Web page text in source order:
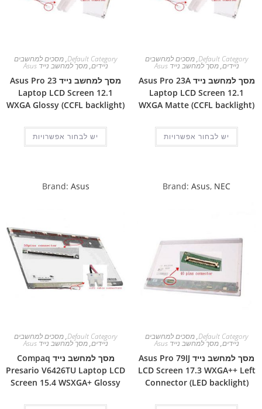
Default Category
,מסכים למחשבים
ניידים,מסך למחשב נייד Asus
מסך למחשב נייד Asus Pro 23A
Laptop LCD Screen 12.1
WXGA Matte (CCFL backlight)
יש לבחור אפשרויות
Default Category
,מסכים למחשבים
ניידים,מסך למחשב נייד Asus
מסך למחשב נייד Asus Pro 23
Laptop LCD Screen 12.1
WXGA Glossy (CCFL backlight)
יש לבחור אפשרויות
Brand: Asus, NEC
Default Category
,מסכים למחשבים
ניידים,מסך למחשב נייד Asus
מסך למחשב נייד Asus Pro 79IJ
LCD Screen 17.3 WXGA++ Left
Connector (LED backlight)
Brand: Asus
Default Category
,מסכים למחשבים
ניידים,מסך למחשב נייד Asus
מסך למחשב נייד Compaq
Presario V6426TU Laptop LCD
Screen 15.4 WSXGA+ Glossy